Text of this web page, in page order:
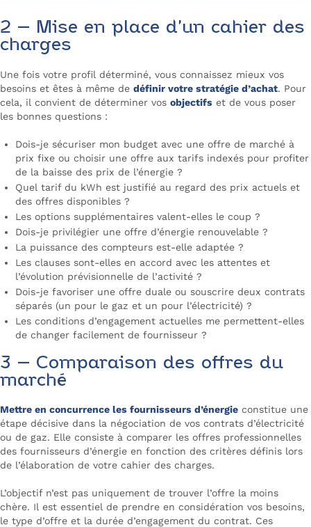
2 – Mise en place d’un cahier des
charges
Une fois votre profil déterminé, vous connaissez mieux vos
besoins et êtes à même de définir votre stratégie d’achat. Pour
cela, il convient de déterminer vos objectifs et de vous poser
les bonnes questions :
Dois-je sécuriser mon budget avec une offre de marché à
prix fixe ou choisir une offre aux tarifs indexés pour profiter
de la baisse des prix de l’énergie ?
Quel tarif du kWh est justifié au regard des prix actuels et
des offres disponibles ?
Les options supplémentaires valent-elles le coup ?
Dois-je privilégier une offre d’énergie renouvelable ?
La puissance des compteurs est-elle adaptée ?
Les clauses sont-elles en accord avec les attentes et
l’évolution prévisionnelle de l’activité ?
Dois-je favoriser une offre duale ou souscrire deux contrats
séparés (un pour le gaz et un pour l’électricité) ?
Les conditions d’engagement actuelles me permettent-elles
de changer facilement de fournisseur ?
3 – Comparaison des offres du
marché
Mettre en concurrence les fournisseurs d’énergie constitue une
étape décisive dans la négociation de vos contrats d’électricité
ou de gaz. Elle consiste à comparer les offres professionnelles
des fournisseurs d’énergie en fonction des critères définis lors
de l’élaboration de votre cahier des charges.
L’objectif n’est pas uniquement de trouver l’offre la moins
chère. Il est essentiel de prendre en considération vos besoins,
le type d’offre et la durée d’engagement du contrat. Ces